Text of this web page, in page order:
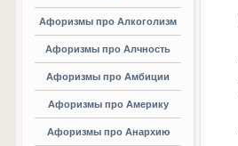
Афоризмы про Алкоголизм
Афоризмы про Алчность
Афоризмы про Амбиции
Афоризмы про Америку
Афоризмы про Анархию